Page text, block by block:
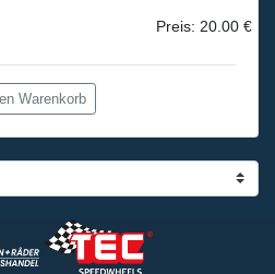
Preis: 20.00 €
Warenkorb